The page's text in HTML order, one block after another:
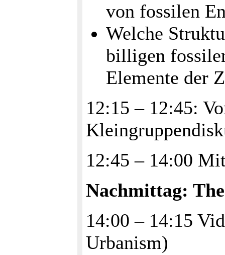
von fossilen
Welche
billigen
Elemente der
12:15 – 12:45:
12:45 – 14:00
Nachmittag:
14:00 – 14:15
Urbanism)